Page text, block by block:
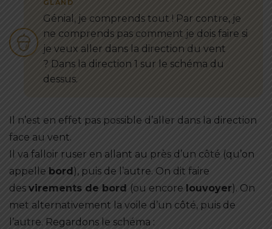
Génial, je comprends tout ! Par contre, je
ne comprends pas comment je dois faire si
je veux aller dans la direction du vent
? Dans la direction 1 sur le schéma du
dessus.
Il n’est en effet pas possible d’aller dans la direction
face au vent.
Il va falloir ruser en allant au près d’un côté (qu’on
appelle bord ), puis de l’autre. On dit faire
des virements de bord (ou encore louvoyer). On
met alternativement la voile d’un côté, puis de
l’autre. Regardons le schéma :